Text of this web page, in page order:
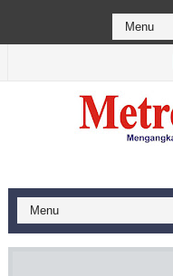
Berhasil Dipadamkan,